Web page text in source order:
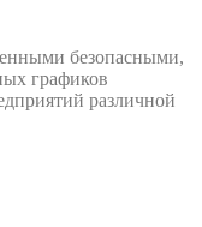
безопасными,
графиков
различной